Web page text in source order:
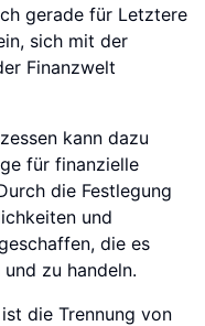
gerade für Letztere
sich mit der
Finanzwelt
kann dazu
für finanzielle
die Festlegung
und
die es
zu handeln.
die Trennung von